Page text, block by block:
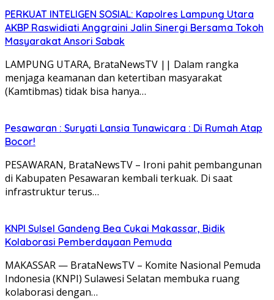
PERKUAT INTELIGEN SOSIAL: Kapolres Lampung Utara
AKBP Raswidiati Anggraini Jalin Sinergi Bersama Tokoh
Masyarakat Ansori Sabak
LAMPUNG UTARA, BrataNewsTV || Dalam rangka
menjaga keamanan dan ketertiban masyarakat
(Kamtibmas) tidak bisa hanya…
Pesawaran : Suryati Lansia Tunawicara : Di Rumah Atap
Bocor!
PESAWARAN, BrataNewsTV – Ironi pahit pembangunan
di Kabupaten Pesawaran kembali terkuak. Di saat
infrastruktur terus…
KNPI Sulsel Gandeng Bea Cukai Makassar, Bidik
Kolaborasi Pemberdayaan Pemuda
MAKASSAR — BrataNewsTV – Komite Nasional Pemuda
Indonesia (KNPI) Sulawesi Selatan membuka ruang
kolaborasi dengan…